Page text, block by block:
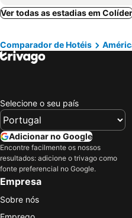
Ver todas as estadias em Colíder
Comparador de Hotéis
Selecione o seu país
Adicionar no Google
Encontre facilmente os nossos
resultados: adicione o trivago como
fonte preferencial no Google.
Empresa
Sobre nós